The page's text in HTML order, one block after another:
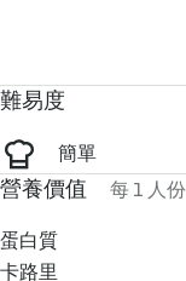
難易度
簡單
營養價值 每 1 人份
蛋白質
卡路里